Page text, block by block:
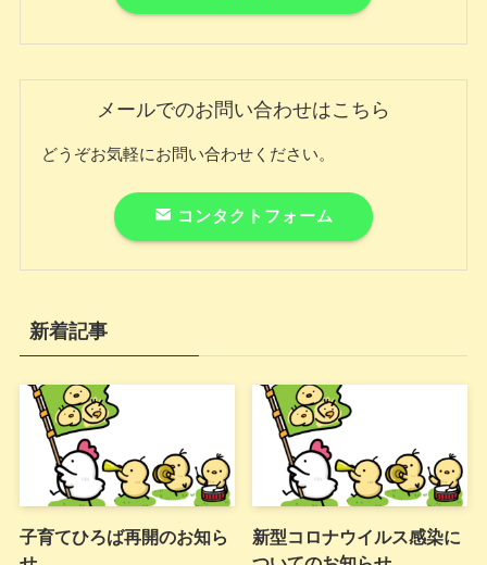
メールでのお問い合わせはこちら
どうぞお気軽にお問い合わせください。
コンタクトフォーム
新着記事
子育てひろば再開のお知ら
新型コロナウイルス感染に